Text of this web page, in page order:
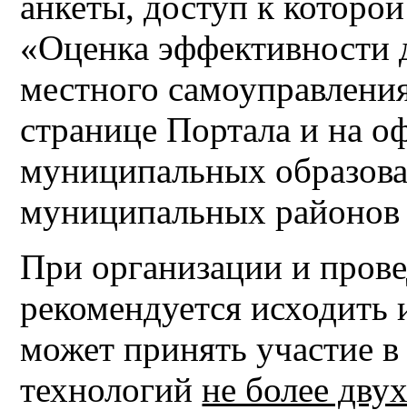
«Оценка эффективности
местного
странице Портала и на
муниципальных
муниципальных
При организации и
рекомендуется
может принять участие
технологийне более